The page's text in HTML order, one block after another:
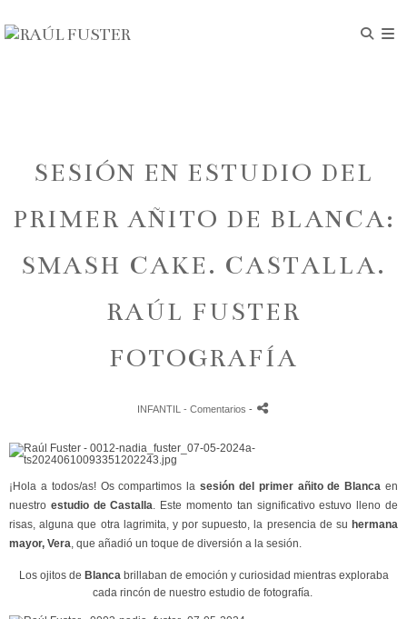
SESIÓN EN ESTUDIO DEL
PRIMER AÑITO DE BLANCA:
SMASH CAKE. CASTALLA.
RAÚL FUSTER
FOTOGRAFÍA
INFANTIL - Comentarios -
¡Hola a todos/as! Os compartimos la sesión del primer añito de Blanca en
nuestro estudio de Castalla. Este momento tan significativo estuvo lleno de
risas, alguna que otra lagrimita, y por supuesto, la presencia de su hermana
mayor, Vera, que añadió un toque de diversión a la sesión.
Los ojitos de Blanca brillaban de emoción y curiosidad mientras exploraba
cada rincón de nuestro estudio de fotografía.